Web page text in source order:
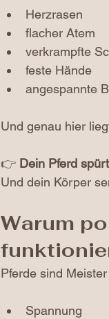
Herzrasen
flacher Atem
verkrampfte
feste Hände
angespannte
Und genau hier
👉 Dein Pferd
Und dein Körper
Warum
Pferde sind
Spannung